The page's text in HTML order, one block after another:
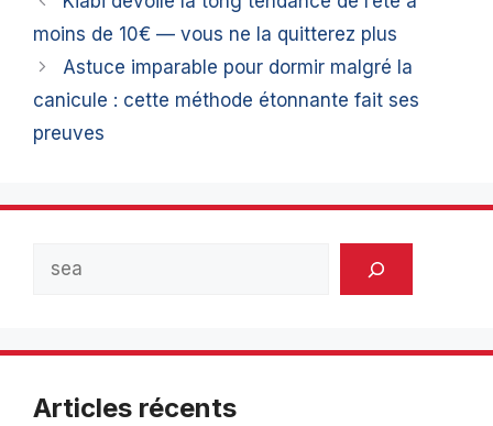
moins de 10€ — vous ne la quitterez plus
Astuce imparable pour dormir malgré la
canicule : cette méthode étonnante fait ses
preuves
Articles récents